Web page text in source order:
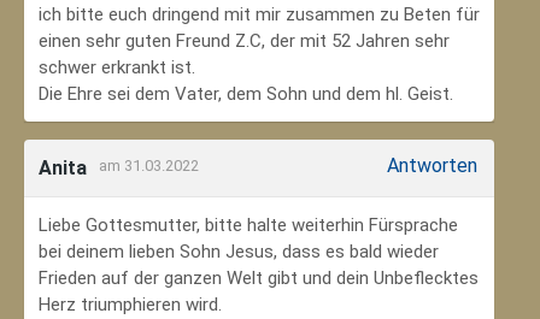
ich bitte euch dringend mit mir zusammen zu Beten für
einen sehr guten Freund Z.C, der mit 52 Jahren sehr
schwer erkrankt ist.
Die Ehre sei dem Vater, dem Sohn und dem hl. Geist.
Anita am 31.03.2022 Antworten
Liebe Gottesmutter, bitte halte weiterhin Fürsprache
bei deinem lieben Sohn Jesus, dass es bald wieder
Frieden auf der ganzen Welt gibt und dein Unbeflecktes
Herz triumphieren wird.